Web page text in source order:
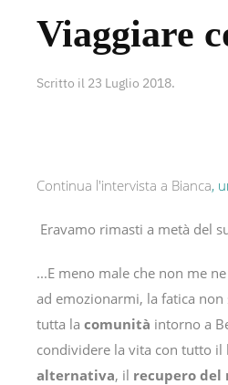
Viaggiare
Scritto il 23 Luglio 2018.
Continua l'intervista a Bianca,
Eravamo rimasti a metà del
...E meno male che non me
ad emozionarmi, la fatica
tutta la comunità intorno a
condividere la vita con tutto il
alternativa, il recupero del